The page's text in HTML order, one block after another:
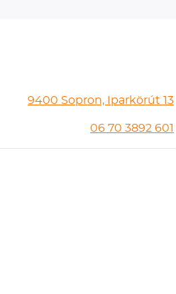
9400 Sopron, Iparkörút 13
06 70 3892 601